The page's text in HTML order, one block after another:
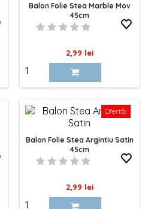
Balon Folie Stea Marble Mov
45cm
Pret
2,99 lei
Ofertă!
Balon Folie Stea Argintiu Satin
45cm
Pret
2,99 lei